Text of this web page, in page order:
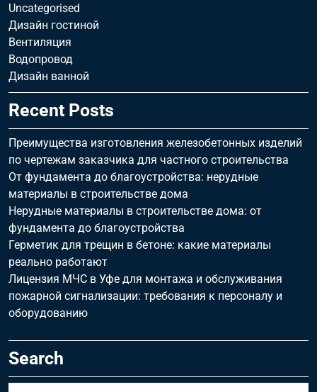
Uncategorised
Дизайн гостиной
Вентиляция
Водопровод
Дизайн ванной
Recent Posts
Преимущества изготовления железобетонных изделий
по чертежам заказчика для частного строительства
От фундамента до благоустройства: нерудные
материалы в строительстве дома
Нерудные материалы в строительстве дома: от
фундамента до благоустройства
Герметик для трещин в бетоне: какие материалы
реально работают
Лицензия МЧС в Уфе для монтажа и обслуживания
пожарной сигнализации: требования к персоналу и
оборудованию
Search